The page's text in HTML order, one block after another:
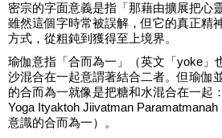
密宗的字面意義是指「那藉由擴展把心
雖然這個字時常被誤解，但它的真正精
方式，從粗鈍到獲得至上境界。
瑜伽意指「合而為一」（英文「yoke」
沙混合在一起意謂著結合二者。但瑜伽
的合而為一就像是把糖和水混合在一起
Yoga Ityaktoh Jiivatman
意識的合而為一）。